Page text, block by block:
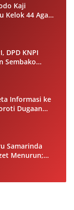
Kaji
Kelok 44 Agam
DPD KNPI
Sembako
Informasi ke
Dugaan
ke
Samarinda
Menurun;
Ruko